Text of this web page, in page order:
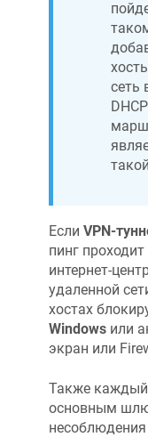
сеть
Если VPN-
пинг
интернет-
удаленной
хостах
Windows или
экран или
Также каждый
основным